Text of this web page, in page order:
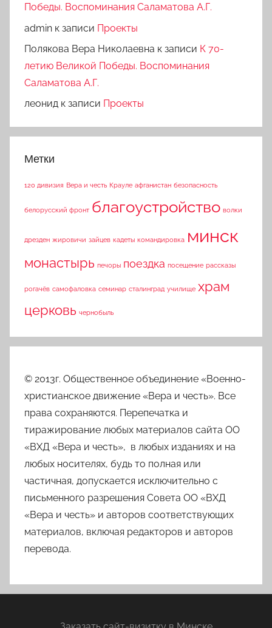
Победы. Воспоминания Саламатова А.Г.
admin к записи Проекты
Полякова Вера Николаевна к записи К 70-
летию Великой Победы. Воспоминания
Саламатова А.Г.
леонид к записи Проекты
Метки
120 дивизия Вера и честь Крауле афганистан безопасность
белорусский фронт благоустройство волки
дрезден жировичи зайцев кадеты командировка минск
монастырь печоры поездка посещение рассказы
рогачёв самофаловка семинар сталинград училище храм
церковь чернобыль
© 2013г. Общественное объединение «Военно-
христианское движение «Вера и честь». Все
права сохраняются. Перепечатка и
тиражирование любых материалов сайта ОО
«ВХД «Вера и честь», в любых изданиях и на
любых носителях, будь то полная или
частичная, допускается исключительно с
письменного разрешения Совета ОО «ВХД
«Вера и честь» и авторов соответствующих
материалов, включая редакторов и авторов
перевода.